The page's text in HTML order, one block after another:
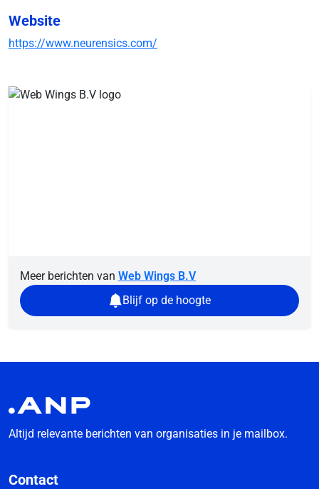
Website
https://www.neurensics.com/
Meer berichten van Web Wings B.V
Blijf op de hoogte
Altijd relevante berichten van organisaties in je mailbox.
Contact